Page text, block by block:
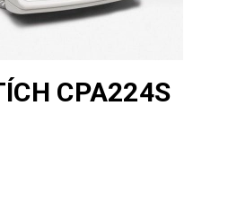
CPA224S